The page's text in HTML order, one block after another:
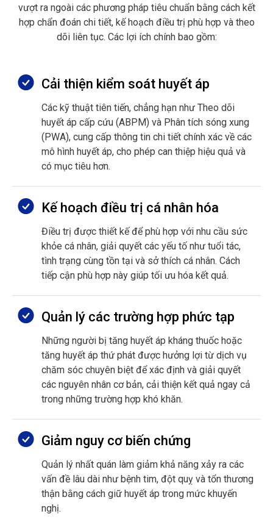
vượt ra ngoài các phương pháp tiêu chuẩn bằng cách kết
hợp chẩn đoán chi tiết, kế hoạch điều trị phù hợp và theo
dõi liên tục. Các lợi ích chính bao gồm:
Cải thiện kiểm soát huyết áp
Các kỹ thuật tiên tiến, chẳng hạn như Theo dõi
huyết áp cấp cứu (ABPM) và Phân tích sóng xung
(PWA), cung cấp thông tin chi tiết chính xác về các
mô hình huyết áp, cho phép can thiệp hiệu quả và
có mục tiêu hơn.
Kế hoạch điều trị cá nhân hóa
Điều trị được thiết kế để phù hợp với nhu cầu sức
khỏe cá nhân, giải quyết các yếu tố như tuổi tác,
tình trạng cùng tồn tại và sở thích cá nhân. Cách
tiếp cận phù hợp này giúp tối ưu hóa kết quả.
Quản lý các trường hợp phức tạp
Những người bị tăng huyết áp kháng thuốc hoặc
tăng huyết áp thứ phát được hưởng lợi từ dịch vụ
chăm sóc chuyên biệt để xác định và giải quyết
các nguyên nhân cơ bản, cải thiện kết quả ngay cả
trong những trường hợp khó khăn.
Giảm nguy cơ biến chứng
Quản lý nhất quán làm giảm khả năng xảy ra các
vấn đề lâu dài như bệnh tim, đột quỵ và tổn thương
thận bằng cách giữ huyết áp trong mức khuyến
nghị.